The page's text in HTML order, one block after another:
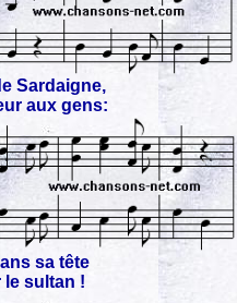
Sardaigne,
aux gens:
sa tête
le sultan !